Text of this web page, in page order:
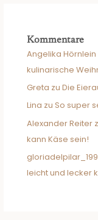
Kommentare
Angelika Hörnlein
kulinarische
Greta zuDie
Lina zu So super
Alexander Reiter
kann Käse sein!
leicht und lecker